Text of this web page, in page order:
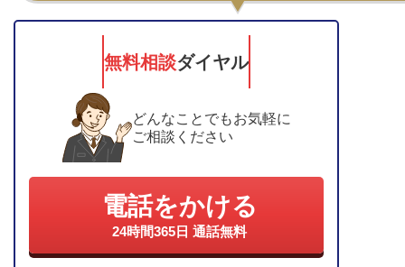
無料相談ダイヤル
どんなことでもお気軽に
ご相談ください
電話をかける
24時間365日 通話無料